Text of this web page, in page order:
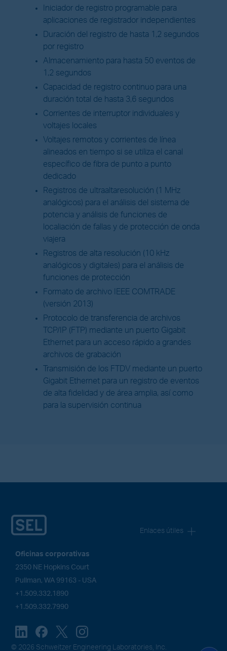
Iniciador de registro programable para
aplicaciones de registrador independientes
Duración del registro de hasta 1,2 segundos
por registro
Almacenamiento para hasta 50 eventos de
1,2 segundos
Capacidad de registro continuo para una
duración total de hasta 3,6 segundos
Corrientes de interruptor individuales y
voltajes locales
Voltajes remotos y corrientes de línea
alineados en tiempo si se utiliza el canal
específico de fibra de punto a punto
dedicado
Registros de ultraaltaresolución (1 MHz
analógicos) para el análisis del sistema de
potencia y análisis de funciones de
localiación de fallas y de protección de onda
viajera
Registros de alta resolución (10 kHz
analógicos y digitales) para el análisis de
funciones de protección
Formato de archivo IEEE COMTRADE
(versión 2013)
Protocolo de transferencia de archivos
TCP/IP (FTP) mediante un puerto Gigabit
Ethernet para un acceso rápido a grandes
archivos de grabación
Transmisión de los FTDV mediante un puerto
Gigabit Ethernet para un registro de eventos
de alta fidelidad y de área amplia, así como
para la supervisión continua
Enlaces útiles
Oficinas corporativas
2350 NE Hopkins Court
Pullman, WA 99163 - USA
+1.509.332.1890
+1.509.332.7990
© 2026 Schweitzer Engineering Laboratories, Inc.